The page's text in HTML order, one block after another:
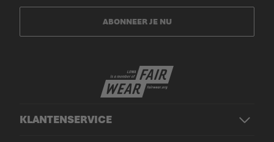
KLANTENSERVICE
ABONNEER JE NU